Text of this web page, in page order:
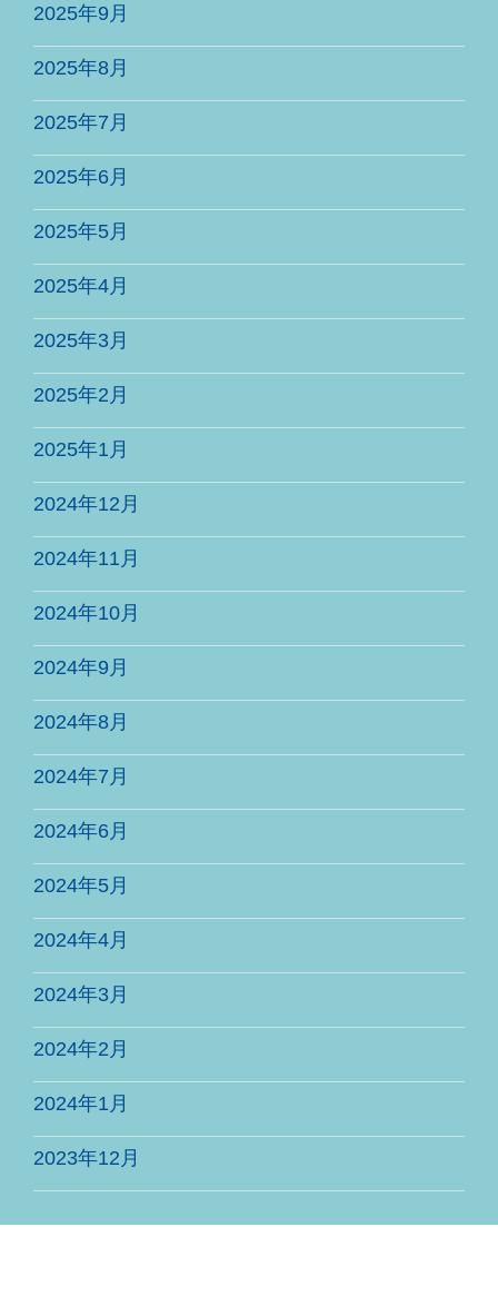
2025年9月
2025年8月
2025年7月
2025年6月
2025年5月
2025年4月
2025年3月
2025年2月
2025年1月
2024年12月
2024年11月
2024年10月
2024年9月
2024年8月
2024年7月
2024年6月
2024年5月
2024年4月
2024年3月
2024年2月
2024年1月
2023年12月